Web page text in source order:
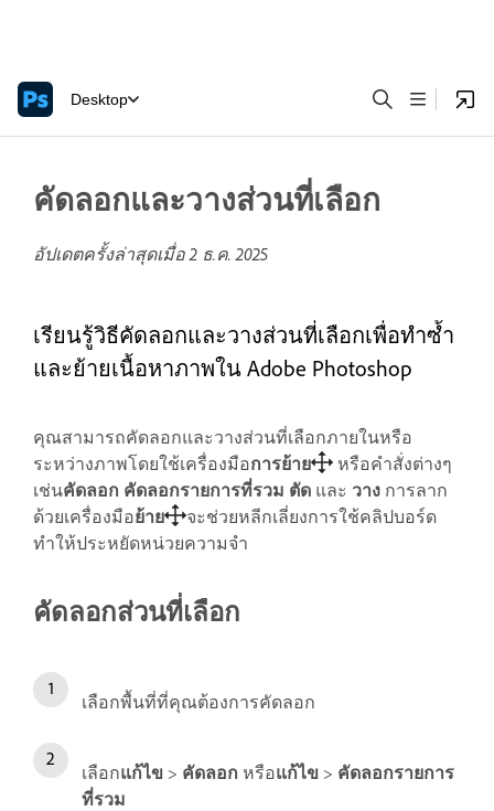
Desktop
คัดลอกและวางส่วนที่เลือก
อัปเดตครั้งล่าสุดเมื่อ2 ธ.ค. 2025
เรียนรู้วิธีคัดลอกและวางส่วนที่เลือกเพื่อทำซ้ำ
และย้ายเนื้อหาภาพใน Adobe Photoshop
คุณสามารถคัดลอกและวางส่วนที่เลือกภายในหรือ
ระหว่างภาพโดยใช้เครื่องมือการย้าย
หรือคำสั่งต่างๆ
เช่นคัดลอก คัดลอกรายการที่รวม ตัด และ วาง การลาก
ด้วยเครื่องมือย้าย
จะช่วยหลีกเลี่ยงการใช้คลิปบอร์ด
ทำให้ประหยัดหน่วยความจำ
คัดลอกส่วนที่เลือก
เลือกพื้นที่ที่คุณต้องการคัดลอก
เลือกแก้ไข > คัดลอก หรือแก้ไข > คัดลอกรายการ
ที่รวม